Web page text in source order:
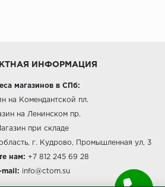
ИНФОРМАЦИЯ
магазинов в СПб:
на Комендантской пл.
на Ленинском пр.
при складе
г. Кудрово, Промышленная ул, 3
нам: +7 812 245 69 28
mail: info@ctom.su